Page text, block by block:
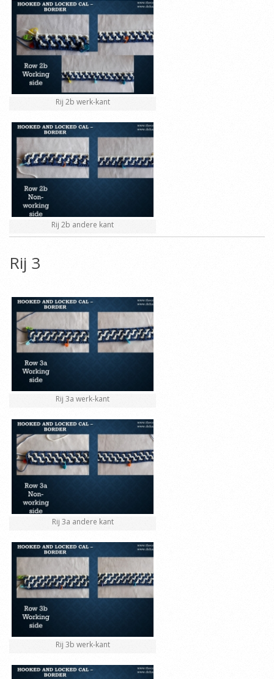
Rij 2b werk-kant
Rij 2b andere kant
Rij 3
Rij 3a werk-kant
Rij 3a andere kant
Rij 3b werk-kant